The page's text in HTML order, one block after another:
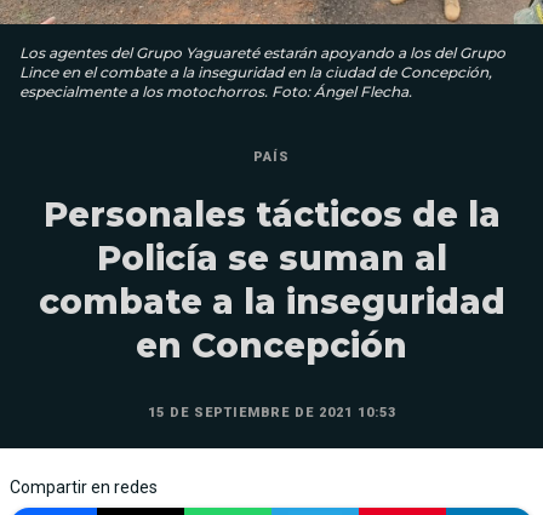
Los agentes del Grupo Yaguareté estarán apoyando a los del Grupo
Lince en el combate a la inseguridad en la ciudad de Concepción,
especialmente a los motochorros. Foto: Ángel Flecha.
PAÍS
Personales tácticos de la
Policía se suman al
combate a la inseguridad
en Concepción
15 DE SEPTIEMBRE DE 2021 10:53
Compartir en redes